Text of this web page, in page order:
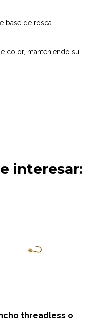
base de rosca
color, manteniendo su
interesar:
threadless o